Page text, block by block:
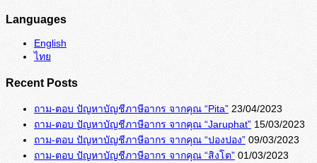
Languages
English
ไทย
Recent Posts
ถาม-ตอบ ปัญหาบัญชีภาษีอากร จากคุณ “Pita” 23/04/2023
ถาม-ตอบ ปัญหาบัญชีภาษีอากร จากคุณ “Jaruphat” 15/03/2023
ถาม-ตอบ ปัญหาบัญชีภาษีอากร จากคุณ “ปองปอง” 09/03/2023
ถาม-ตอบ ปัญหาบัญชีภาษีอากร จากคุณ “สิงโต” 01/03/2023